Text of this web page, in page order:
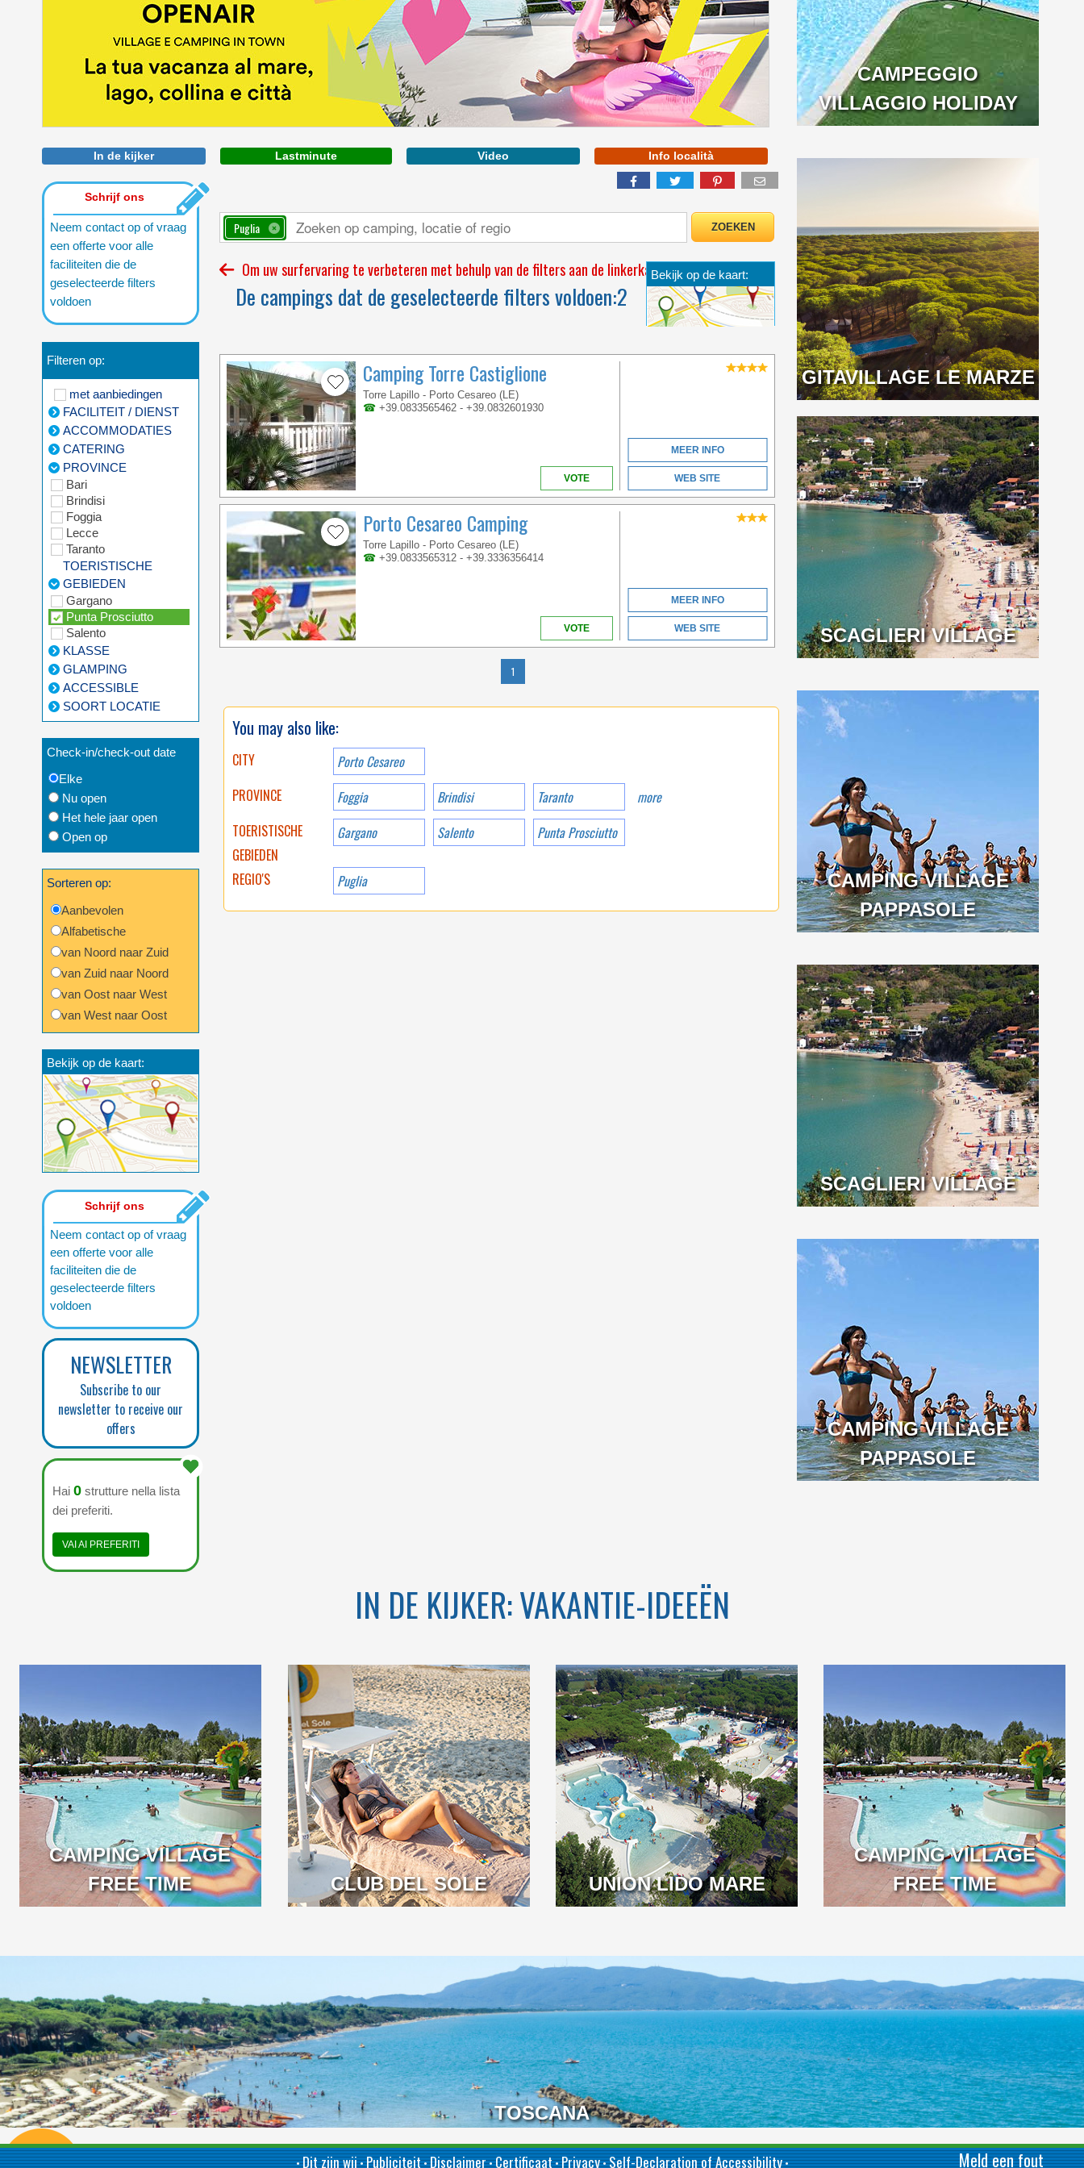
In de kijker Lastminute Video Info località
Schrijf ons
Neem contact op of vraag
een offerte voor alle
faciliteiten die de
geselecteerde filters
voldoen
Filteren op:
met aanbiedingen
FACILITEIT / DIENST
ACCOMMODATIES
CATERING
PROVINCE
Bari
Brindisi
Foggia
Lecce
Taranto
TOERISTISCHE
GEBIEDEN
Gargano
Punta Prosciutto
Salento
KLASSE
GLAMPING
ACCESSIBLE
SOORT LOCATIE
Check-in/check-out date
Elke
Nu open
Het hele jaar open
Open op
Sorteren op:
Aanbevolen
Alfabetische
van Noord naar Zuid
van Zuid naar Noord
van Oost naar West
van West naar Oost
Bekijk op de kaart:
Schrijf ons
Neem contact op of vraag
een offerte voor alle
faciliteiten die de
geselecteerde filters
voldoen
NEWSLETTER
Subscribe to our
newsletter to receive our
offers
Hai 0 strutture nella lista
dei preferiti.
VAI AI PREFERITI
Puglia
Om uw surfervaring te verbeteren met behulp van de filters aan de linkerkant
De campings dat de geselecteerde filters voldoen:2
Bekijk op de kaart:
Camping Torre Castiglione
Torre Lapillo - Porto Cesareo (LE)
☎ +39.0833565462 - +39.0832601930
VOTE
MEER INFO
WEB SITE
Porto Cesareo Camping
Torre Lapillo - Porto Cesareo (LE)
☎ +39.0833565312 - +39.3336356414
VOTE
MEER INFO
WEB SITE
1
You may also like:
CITY
Porto Cesareo
PROVINCE
Foggia Brindisi Taranto
more
TOERISTISCHE
GEBIEDEN
Gargano Salento Punta Prosciutto
REGIO'S Puglia
CAMPEGGIO
VILLAGGIO HOLIDAY
ABRUZZEN
SEA AND NATURE AMID
CASTIGLIONE DELLA
DI GROSSETO
GITAVILLAGE LE MARZE
TOSCANA
DISCOUNT, VILLAGE
DEAL OR HOTEL DEA
SCAGLIERI VILLAGE
TOSCANA
SURROUNDED BY A
CAMPING VILLAGE
PAPPASOLE
TOSCANA
SCAGLIERI VILLAGE
CAMPING VILLAGE
PAPPASOLE
IN DE KIJKER: VAKANTIE-IDEEËN
CAMPING VILLAGE
FREE TIME
CLUB DEL SOLE
WELCOME TO THE
FIRST 5 STAR CAMPING
IN ITALY
UNION LIDO MARE
VENETO
POOL WITH WATER
SLIDE, SUNDECK,
FITNESS ROOM AND
SAUNA, PLAYGROUND
AND ENTERTAINMENT
SERVICE
CAMPING VILLAGE
FREE TIME
TOSCANA
TOSCANA
Meld een fout
•Dit zijn wij•Publiciteit•Disclaimer•Certificaat•Privacy•Self-Declaration of Accessibility•